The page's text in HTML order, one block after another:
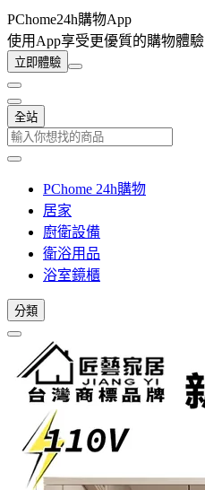
PChome24h購物App
使用App享受更優質的購物體驗
立即體驗
全站
PChome 24h購物
居家
廚衛設備
衛浴用品
浴室鏡櫃
分類